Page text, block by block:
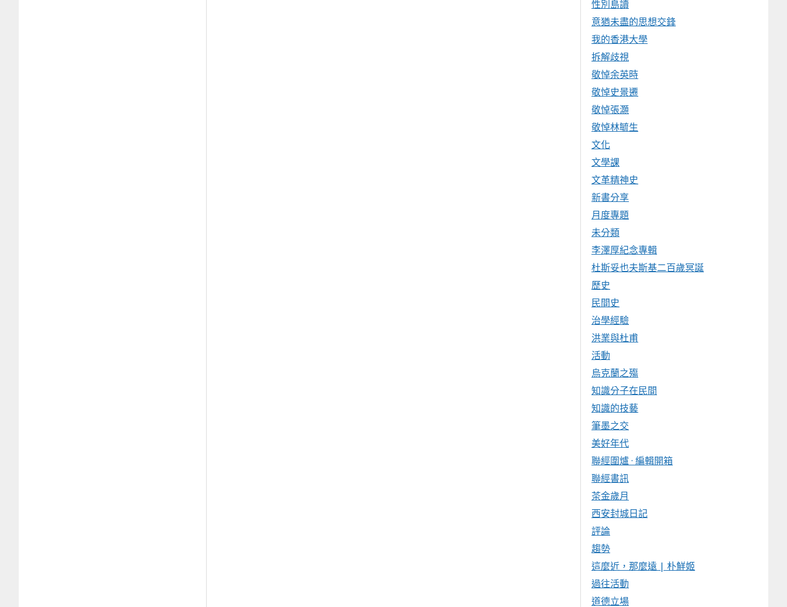
性別島讀
意猶未盡的思想交鋒
我的香港大學
拆解歧視
敬悼余英時
敬悼史景遷
敬悼張灝
敬悼林毓生
文化
文學課
文革精神史
新書分享
月度專題
未分類
李澤厚紀念專輯
杜斯妥也夫斯基二百歲冥誕
歷史
民間史
治學經驗
洪業與杜甫
活動
烏克蘭之殤
知識分子在民間
知識的技藝
筆墨之交
美好年代
聯經圍爐 · 編輯開箱
聯經書訊
茶金歲月
西安封城日記
評論
趨勢
這麼近，那麼遠 | 朴鮮姬
過往活動
道德立場